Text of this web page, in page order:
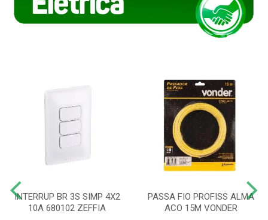
INTERRUP BR 3S SIMP 4X2
10A 680102 ZEFFIA
PASSA FIO PROFISS ALMA
ACO 15M VONDER